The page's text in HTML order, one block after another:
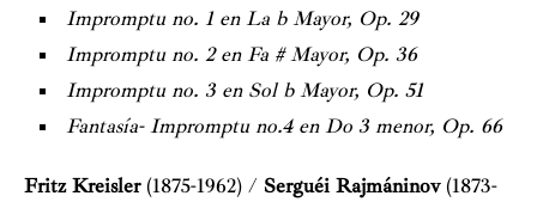
Impromptu no. 1 en La b Mayor, Op. 29
Impromptu no. 2 en Fa # Mayor, Op. 36
Impromptu no. 3 en Sol b Mayor, Op. 51
Fantasía- Impromptu no.4 en Do 3 menor, Op. 66
Fritz Kreisler (1875-1962) / Serguéi Rajmáninov (1873-